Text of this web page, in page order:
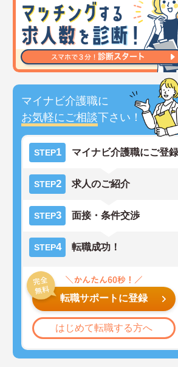
マイナビ介護職に
お気軽にご相談下さい！
STEP1 マイナビ介護職にご登録
STEP2 求人のご紹介
STEP3 面接・条件交渉
STEP4 転職成功！
転職サポートに登録
はじめて転職する方へ